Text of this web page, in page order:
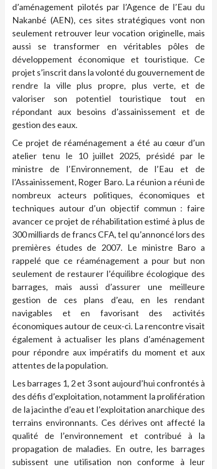
d’aménagement pilotés par l’Agence de l’Eau du
Nakanbé (AEN), ces sites stratégiques vont non
seulement retrouver leur vocation originelle, mais
aussi se transformer en véritables pôles de
développement économique et touristique. Ce
projet s’inscrit dans la volonté du gouvernement de
rendre la ville plus propre, plus verte, et de
valoriser son potentiel touristique tout en
répondant aux besoins d’assainissement et de
gestion des eaux.
Ce projet de réaménagement a été au cœur d’un
atelier tenu le 10 juillet 2025, présidé par le
ministre de l’Environnement, de l’Eau et de
l’Assainissement, Roger Baro. La réunion a réuni de
nombreux acteurs politiques, économiques et
techniques autour d’un objectif commun : faire
avancer ce projet de réhabilitation estimé à plus de
300 milliards de francs CFA, tel qu’annoncé lors des
premières études de 2007. Le ministre Baro a
rappelé que ce réaménagement a pour but non
seulement de restaurer l’équilibre écologique des
barrages, mais aussi d’assurer une meilleure
gestion de ces plans d’eau, en les rendant
navigables et en favorisant des activités
économiques autour de ceux-ci. La rencontre visait
également à actualiser les plans d’aménagement
pour répondre aux impératifs du moment et aux
attentes de la population.
Les barrages 1, 2 et 3 sont aujourd’hui confrontés à
des défis d’exploitation, notamment la prolifération
de la jacinthe d’eau et l’exploitation anarchique des
terrains environnants. Ces dérives ont affecté la
qualité de l’environnement et contribué à la
propagation de maladies. En outre, les barrages
subissent une utilisation non conforme à leur